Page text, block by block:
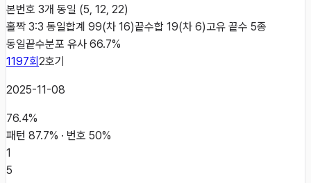
본번호 3개 동일 (5, 12, 22)
홀짝 3:3 동일합계 99(차 16)끝수합 19(차 6)고유 끝수 5종
동일끝수분포 유사 66.7%
1197회2호기
2025-11-08
76.4%
패턴 87.7% · 번호 50%
1
5